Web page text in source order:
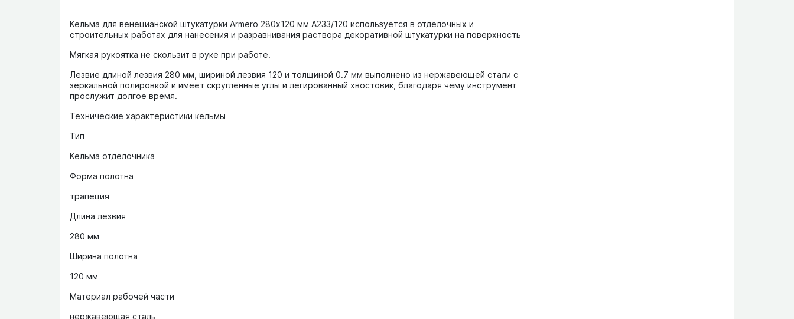
Кельма для венецианской штукатурки Armero 280х120 мм A233/120 используется в отделочных и
строительных работах для нанесения и разравнивания раствора декоративной штукатурки на поверхность
Мягкая рукоятка не скользит в руке при работе.
Лезвие длиной лезвия 280 мм, шириной лезвия 120 и толщиной 0.7 мм выполнено из нержавеющей стали с
зеркальной полировкой и имеет скругленные углы и легированный хвостовик, благодаря чему инструмент
прослужит долгое время.
Технические характеристики кельмы
Тип
Кельма отделочника
Форма полотна
трапеция
Длина лезвия
280 мм
Ширина полотна
120 мм
Материал рабочей части
нержавеющая сталь